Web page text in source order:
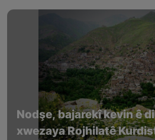
Nodşe, bajarekî kevin ê
xwezaya Rojhilatê